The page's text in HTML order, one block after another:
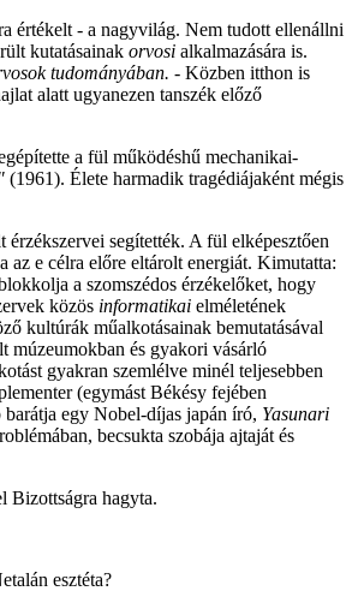
értékelt - a nagyvilág. Nem tudott ellenállni
kutatásainak orvosi alkalmazására is.
tudományában. - Közben itthon is
alatt ugyanezen tanszék előző
a fül működéshű mechanikai-
(1961). Élete harmadik tragédiájaként mégis
segítették. A fül elképesztően
e célra előre eltárolt energiát. Kimutatta:
a szomszédos érzékelőket, hogy
közös informatikai elméletének
kultúrák műalkotásainak bemutatásával
múzeumokban és gyakori vásárló
gyakran szemlélve minél teljesebben
(egymást Békésy fejében
egy Nobel-díjas japán író, Yasunari
becsukta szobája ajtaját és
Bizottságra hagyta.
esztéta?